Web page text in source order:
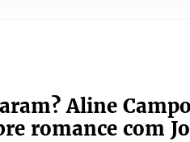
Aline
romance com